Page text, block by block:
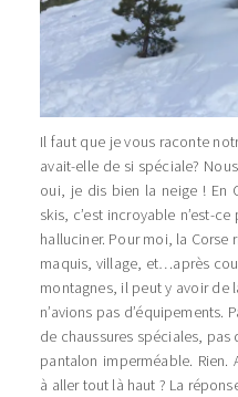
Il faut que je vous raconte
avait-elle de si spéciale?
oui, je dis bien la neige ! En
skis, c’est incroyable n’est-
halluciner. Pour moi, la Corse
maquis, village, et…après
montagnes, il peut y avoir de
n’avions pas d’équipements.
de chaussures spéciales,
pantalon imperméable. Rien.
à aller tout là haut ? La